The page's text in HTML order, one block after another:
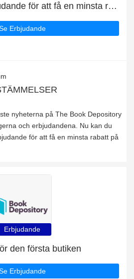
Använd detta erbjudande för att få en minsta rabatt på 4% för Anime & manga
Erbjudande
nyheterna på The Book Depository
och erbjudandena. Nu kan du
för att få en minsta rabatt på
Erbjudande
den första butiken
Erbjudande